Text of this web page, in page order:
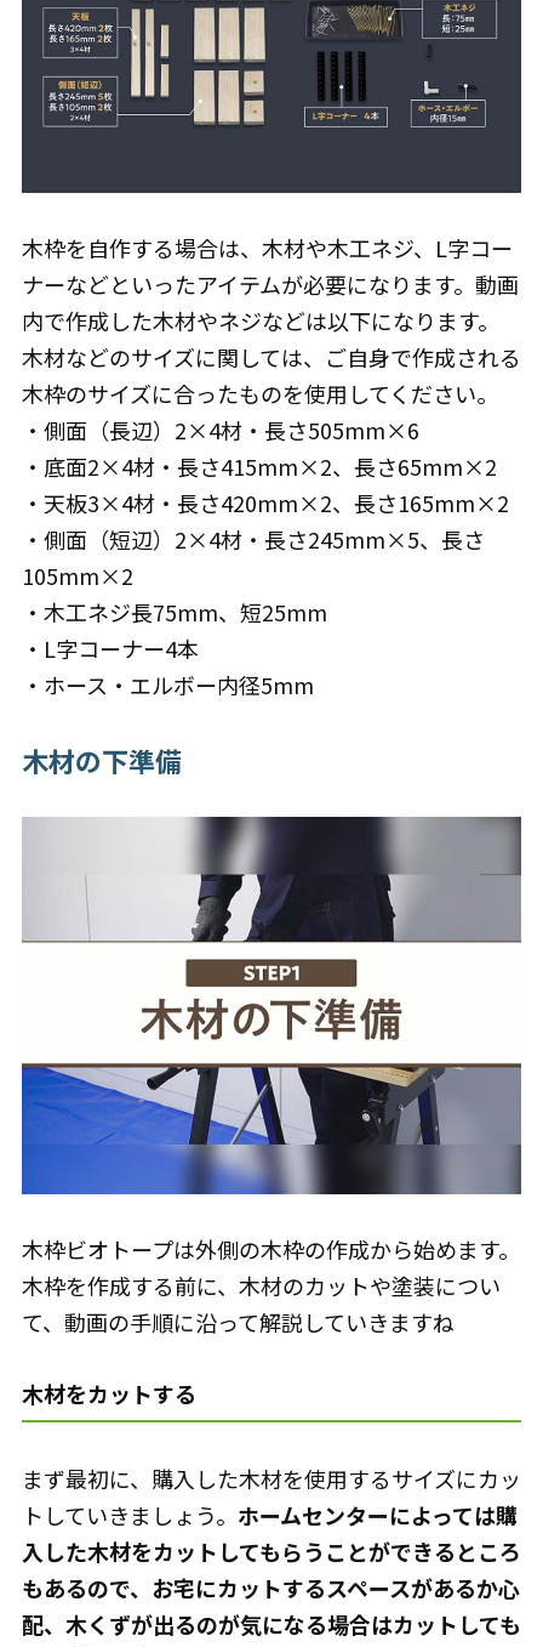
木枠を自作する場合は、木材や木工ネジ、L字コー
ナーなどといったアイテムが必要になります。動画
内で作成した木材やネジなどは以下になります。
木材などのサイズに関しては、ご自身で作成される
木枠のサイズに合ったものを使用してください。
・側面（長辺）2×4材・長さ505mm×6
・底面2×4材・長さ415mm×2、長さ65mm×2
・天板3×4材・長さ420mm×2、長さ165mm×2
・側面（短辺）2×4材・長さ245mm×5、長さ
105mm×2
・木工ネジ長75mm、短25mm
・L字コーナー4本
・ホース・エルボー内径5mm
木材の下準備
木枠ビオトープは外側の木枠の作成から始めます。
木枠を作成する前に、木材のカットや塗装につい
て、動画の手順に沿って解説していきますね
木材をカットする
まず最初に、購入した木材を使用するサイズにカッ
トしていきましょう。 ホームセンターによっては購
入した木材をカットしてもらうことができるところ
もあるので、 お宅にカットするスペースがあるか心
配、木くずが出るのが気になる場合はカットしても